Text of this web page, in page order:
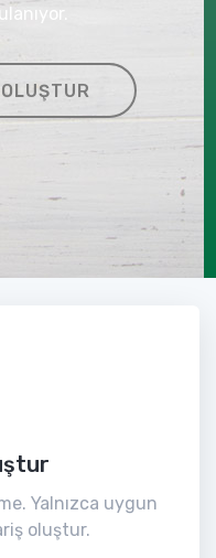
Yalnızca uygun
oluştur.